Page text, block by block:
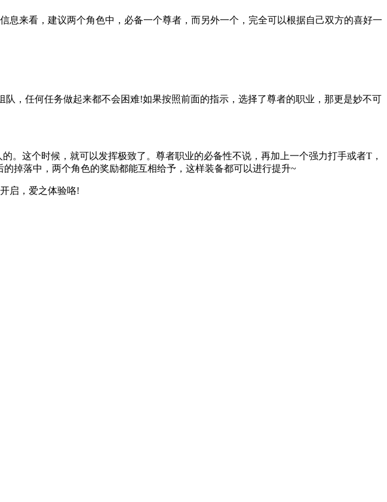
来看，建议两个角色中，必备一个尊者，而另外一个，完全可以根据自己双方的喜好一
，任何任务做起来都不会困难!如果按照前面的指示，选择了尊者的职业，那更是妙不可
这个时候，就可以发挥极致了。尊者职业的必备性不说，再加上一个强力打手或者T，
掉落中，两个角色的奖励都能互相给予，这样装备都可以进行提升~
启，爱之体验咯!